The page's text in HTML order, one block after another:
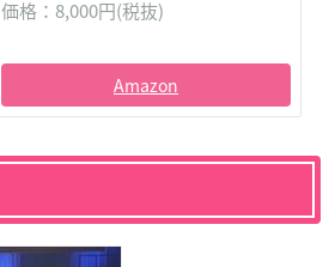
価格：8,000円(税抜)
Amazon